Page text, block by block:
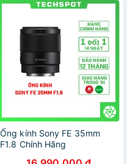
Ống kính Sony FE 35mm
F1.8 Chính Hãng